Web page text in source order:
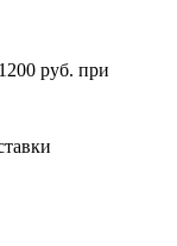
руб. при